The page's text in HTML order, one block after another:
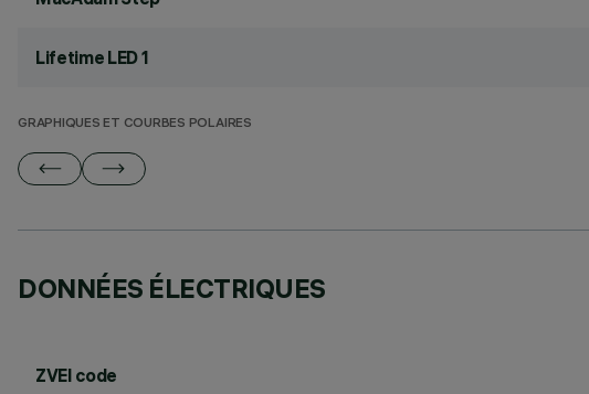
Lifetime LED 1
GRAPHIQUES ET COURBES POLAIRES
DONNÉES ÉLECTRIQUES
ZVEI code